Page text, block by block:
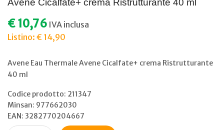
Avene Cicalfate+ crema Ristrutturante 40 ml
€ 10,76 IVA inclusa
Listino: € 14,90
Avene Eau Thermale Avene Cicalfate+ crema Ristrutturante
40 ml
Codice prodotto: 211347
Minsan: 977662030
EAN: 3282770204667